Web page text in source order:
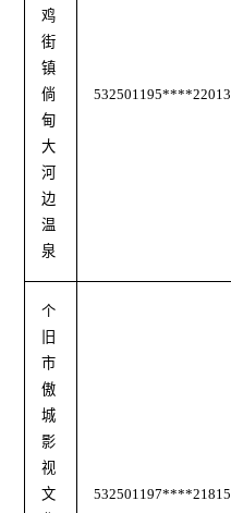
鸡
街
镇
倘
甸
大
河
边
温
泉
532501195****22013
个
旧
市
傲
城
影
视
文
532501197****21815